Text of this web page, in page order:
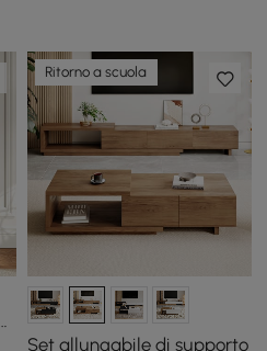
Ritorno a scuola
Set allungabile di supporto